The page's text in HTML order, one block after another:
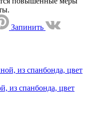
Запинить
из спанбонда, цвет